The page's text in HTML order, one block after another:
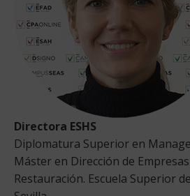
Directora ESHS
Diplomatura Superior en
Máster en Dirección de
Restauración. Escuela Superior